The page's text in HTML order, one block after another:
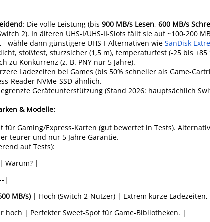
: Die volle Leistung (bis 900 MB/s Lesen, 600 MB/s
2). In älteren UHS-I/UHS-II-Slots fällt sie auf ~100-200
wähle dann günstigere UHS-I-Alternativen wie SanDisk
stoßfest, sturzsicher (1,5 m), temperaturfest (-25 bis +85
zu Konkurrenz (z. B. PNY nur 5 Jahre).
Ladezeiten bei Games (bis 50% schneller als Game-
Reader NVMe-SSD-ähnlich.
Geräteunterstützung (Stand 2026: hauptsächlich
& Modelle:
für Gaming/Express-Karten (gut bewertet in Tests).
teurer und nur 5 Jahre Garantie.
auf Tests):
Warum? |
|
MB/s) | Hoch (Switch 2-Nutzer) | Extrem kurze
hoch | Perfekter Sweet-Spot für Game-Bibliotheken. |